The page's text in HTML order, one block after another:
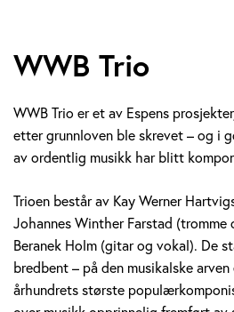
WWB Trio
WWB Trio er et av Espens
etter grunnloven ble skrevet – og i
av ordentlig musikk har blitt
Trioen består av Kay Werner
Johannes Winther Farstad (tromme
Beranek Holm (gitar og vokal). De
bredbent – på den musikalske
århundrets største